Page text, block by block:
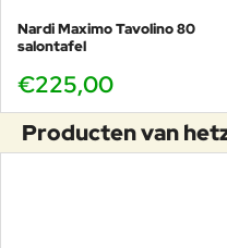
Nardi Maximo Tavolino 80
salontafel
€225,00
Producten van